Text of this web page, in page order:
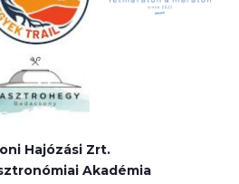
Hajózási Zrt.
Akadémia